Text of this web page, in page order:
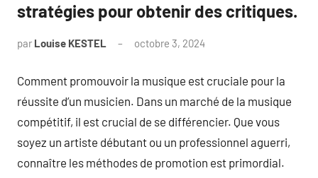
stratégies pour obtenir des critiques.
par Louise KESTEL octobre 3, 2024
Comment promouvoir la musique est cruciale pour la
réussite d’un musicien. Dans un marché de la musique
compétitif, il est crucial de se différencier. Que vous
soyez un artiste débutant ou un professionnel aguerri,
connaître les méthodes de promotion est primordial.